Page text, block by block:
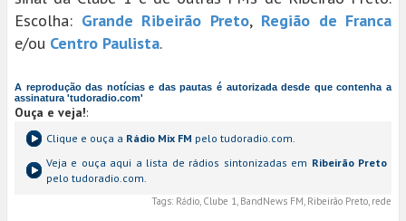
Escolha: Grande Ribeirão Preto,Região de Franca
e/ou Centro Paulista.
A reprodução das notícias e das pautas é autorizada desde que contenha a
assinatura 'tudoradio.com'
Ouça e veja!:
Clique e ouça a Rádio Mix FM pelo tudoradio.com.
Veja e ouça aqui a lista de rádios sintonizadas em Ribeirão Preto
pelo tudoradio.com.
Tags: Rádio, Clube 1, BandNews FM, Ribeirão Preto, rede